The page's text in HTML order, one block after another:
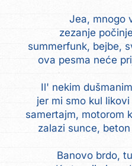
Jea, mnogo
zezanje
summerfunk, bejbe,
ova pesma neće
Il' nekim
jer mi smo kul
samertajm, motorom
zalazi sunce,
Banovo brdo,